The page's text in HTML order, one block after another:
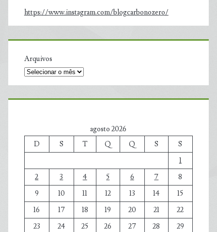
https://www.instagram.com/blogcarbonozero/
Arquivos
agosto 2026
D
S T Q Q S
S
1
2
3 4 5 6 7
8
9
10 11 12 13 14
15
16
17 18 19 20 21
22
23
24 25 26 27 28
29